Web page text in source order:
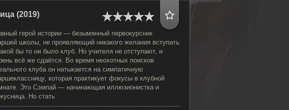
(2019)
герой истории — безымянный первокурсник
школы, не проявляющий никакого желания вступать
бы то ни было клуб. Но учителя не отступают, и
всё же сдаётся. Во время неохотных поисков
клуба он натыкается на симпатичную
которая практикует фокусы в клубной
Это Сэмпай — начинающая иллюзионистка и
Но стать